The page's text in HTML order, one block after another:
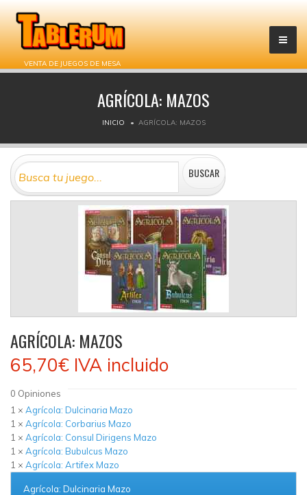
VENTA DE JUEGOS DE MESA
AGRÍCOLA: MAZOS
INICIO AGRÍCOLA: MAZOS
AGRÍCOLA: MAZOS
65,70€ IVA incluido
0 Opiniones
1 × Agrícola: Dulcinaria Mazo
1 × Agrícola: Corbarius Mazo
1 × Agrícola: Consul Dirigens Mazo
1 × Agrícola: Bubulcus Mazo
1 × Agrícola: Artifex Mazo
Agrícola: Dulcinaria Mazo